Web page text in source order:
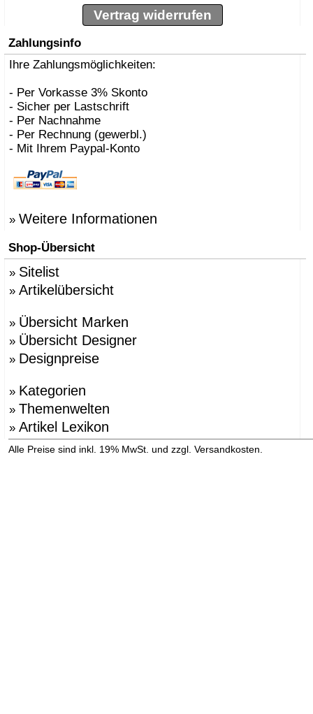
Vertrag widerrufen
Zahlungsinfo
Ihre Zahlungsmöglichkeiten:
- Per Vorkasse 3% Skonto
- Sicher per Lastschrift
- Per Nachnahme
- Per Rechnung (gewerbl.)
- Mit Ihrem Paypal-Konto
» Weitere Informationen
Shop-Übersicht
» Sitelist
» Artikelübersicht
» Übersicht Marken
» Übersicht Designer
» Designpreise
» Kategorien
» Themenwelten
» Artikel Lexikon
Alle Preise sind inkl. 19% MwSt. und zzgl. Versandkosten.